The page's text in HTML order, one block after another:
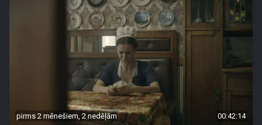
pirms 2 mēnešiem, 2 nedēļām 00:42:14